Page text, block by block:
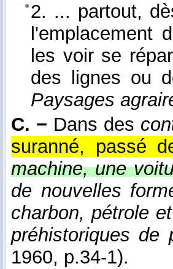
2. ... partout,
l'emplacement
les voir se
des lignes ou
Paysages
C. − Dans des
suranné, passé
machine, une
de nouvelles
charbon, pétrole
préhistoriques de
1960, p.34-1).